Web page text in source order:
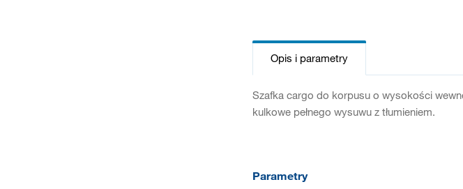
Opis i parametry
Szafka cargo do korpusu o wysokości
kulkowe pełnego wysuwu z tłumieniem.
Parametry